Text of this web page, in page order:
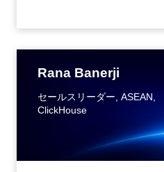
Rana Banerji
セールスリーダー, ASEAN,
ClickHouse